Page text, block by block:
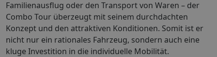
Familienausflug oder den Transport von Waren – der
Combo Tour überzeugt mit seinem durchdachten
Konzept und den attraktiven Konditionen. Somit ist er
nicht nur ein rationales Fahrzeug, sondern auch eine
kluge Investition in die individuelle Mobilität.